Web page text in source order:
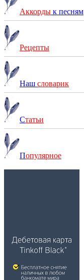
Аккорды к песням
Рецепты
Наш словарик
Статьи
Популярное